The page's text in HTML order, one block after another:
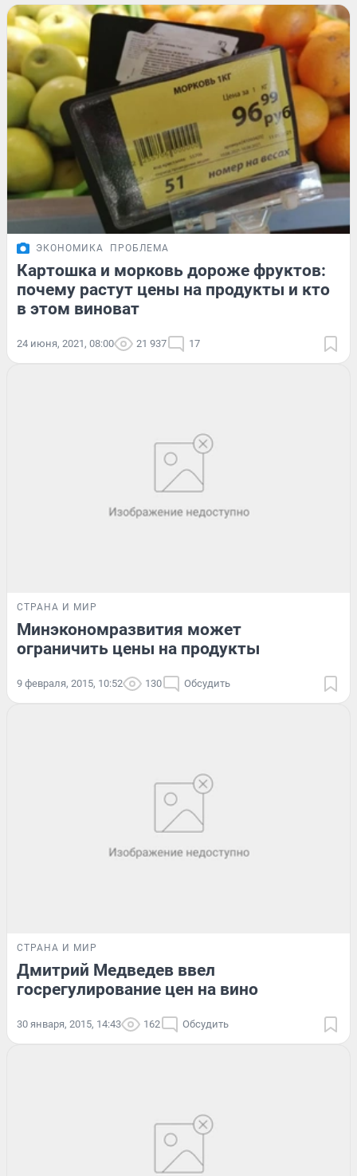
ЭКОНОМИКА ПРОБЛЕМА
Картошка и морковь дороже фруктов:
почему растут цены на продукты и кто
в этом виноват
24 июня, 2021, 08:00 21 937 17
СТРАНА И МИР
Минэкономразвития может
ограничить цены на продукты
9 февраля, 2015, 10:52 130 Обсудить
СТРАНА И МИР
Дмитрий Медведев ввел
госрегулирование цен на вино
30 января, 2015, 14:43 162 Обсудить